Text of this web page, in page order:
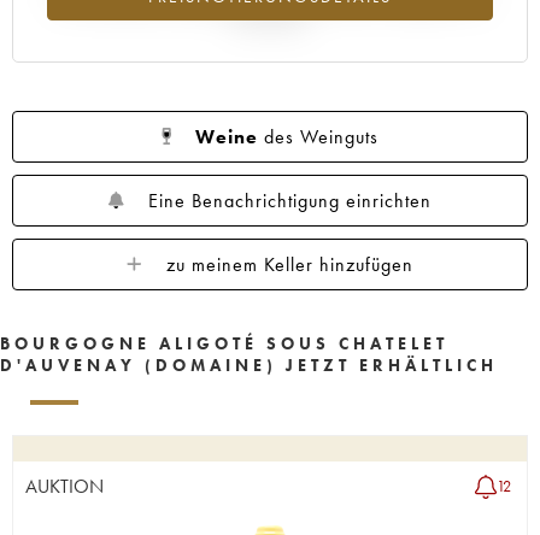
Weine des Weinguts
Eine Benachrichtigung einrichten
zu meinem Keller hinzufügen
BOURGOGNE ALIGOTÉ SOUS CHATELET
D'AUVENAY (DOMAINE) JETZT ERHÄLTLICH
AUKTION 12